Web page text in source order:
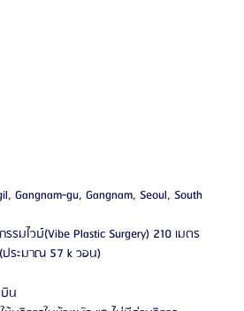
Gangnam-gu, Gangnam, Seoul, South
รมไวบ์(Vibe Plastic Surgery) 210 เมตร
ระมาณ 57 k วอน)
น